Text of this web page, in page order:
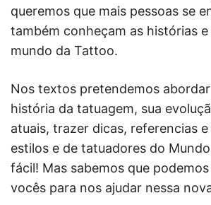
queremos que mais pessoas se
também conheçam as histórias
mundo da Tattoo.
Nos textos pretendemos
história da tatuagem, sua
atuais, trazer dicas, referencias
estilos e de tatuadores do
fácil! Mas sabemos que
vocês para nos ajudar nessa